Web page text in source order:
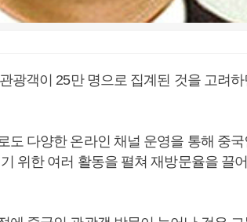
광객이 25만 명으로 집계된 것을 고려
도 다양한 온라인 채널 운영을 통해 중국
위한 여러 활동을 펼쳐 재방문율을 끌